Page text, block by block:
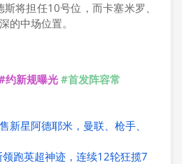
将担任10号位，而卡塞米罗、
的中场位置。
约新规曝光 #首发阵容常
新星阿德耶米，曼联、枪手、
跑英超神迹，连续12轮狂揽7